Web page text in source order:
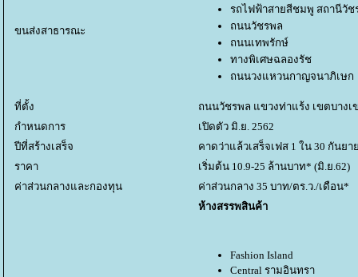
ขนส่งสาธารณะ
รถไฟฟ้าสายสีชมพู สถานีวัช
ถนนวัชรพล
ถนนเทพรักษ์
ทางพิเศษฉลองรัช
ถนนวงแหวนกาญจนาภิเษก
ที่ตั้ง
ถนนวัชรพล แขวงท่าแร้ง เขตบางเ
กำหนดการ
เปิดตัว มิ.ย. 2562
ปีที่สร้างเสร็จ
คาดว่าแล้วเสร็จเฟส 1 ใน 30 กันยา
ราคา
เริ่มต้น 10.9-25 ล้านบาท* (มิ.ย.62)
ค่าส่วนกลางและกองทุน
ค่าส่วนกลาง 35 บาท/ตร.ว./เดือน*
ห้างสรรพสินค้า
Fashion Island
Central รามอินทรา